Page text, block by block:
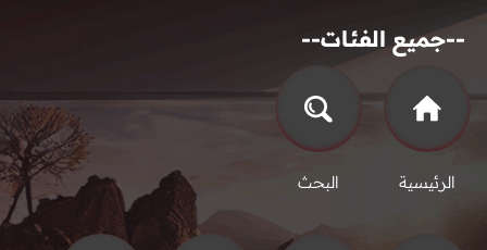
--جميع الفئات--
الرئيسية البحث